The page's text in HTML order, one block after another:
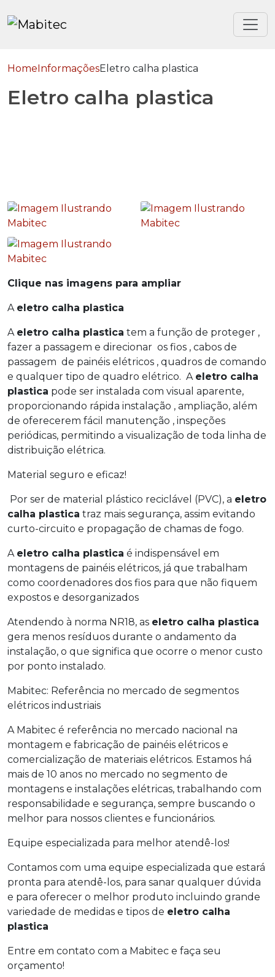
HomeInformaçõesEletro calha plastica
Eletro calha plastica
Clique nas imagens para ampliar
A eletro calha plastica
A eletro calha plastica tem a função de proteger ,
fazer a passagem e direcionar os fios , cabos de
passagem de painéis elétricos , quadros de comando
e qualquer tipo de quadro elétrico. A eletro calha
plastica pode ser instalada com visual aparente,
proporcionando rápida instalação , ampliação, além
de oferecerem fácil manutenção , inspeções
periódicas, permitindo a visualização de toda linha de
distribuição elétrica.
Material seguro e eficaz!
Por ser de material plástico reciclável (PVC), a eletro
calha plastica traz mais segurança, assim evitando
curto-circuito e propagação de chamas de fogo.
A eletro calha plastica é indispensável em
montagens de painéis elétricos, já que trabalham
como coordenadores dos fios para que não fiquem
expostos e desorganizados
Atendendo à norma NR18, as eletro calha plastica
gera menos resíduos durante o andamento da
instalação, o que significa que ocorre o menor custo
por ponto instalado.
Mabitec: Referência no mercado de segmentos
elétricos industriais
A Mabitec é referência no mercado nacional na
montagem e fabricação de painéis elétricos e
comercialização de materiais elétricos. Estamos há
mais de 10 anos no mercado no segmento de
montagens e instalações elétricas, trabalhando com
responsabilidade e segurança, sempre buscando o
melhor para nossos clientes e funcionários.
Equipe especializada para melhor atendê-los!
Contamos com uma equipe especializada que estará
pronta para atendê-los, para sanar qualquer dúvida
e para oferecer o melhor produto incluindo grande
variedade de medidas e tipos de eletro calha
plastica
Entre em contato com a Mabitec e faça seu
orçamento!